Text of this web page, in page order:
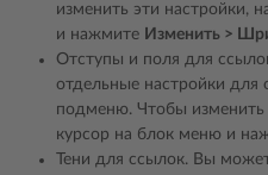
изменить эти настройки,
и нажмите Изменить >
Отступы и поля для
отдельные настройки для
подменю. Чтобы изменить
курсор на блок меню и
Тени для ссылок. Вы